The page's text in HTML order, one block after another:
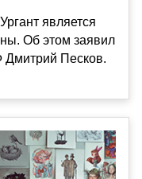
является
Об этом заявил
Дмитрий Песков.